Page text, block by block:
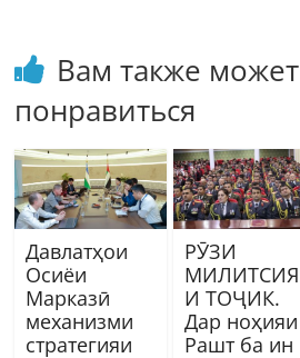
Вам также может
понравиться
Давлатҳои
Осиёи
Марказӣ
механизми
стратегияи
РӮЗИ
МИЛИТСИЯ
И ТОҶИК.
Дар ноҳияи
Рашт ба ин